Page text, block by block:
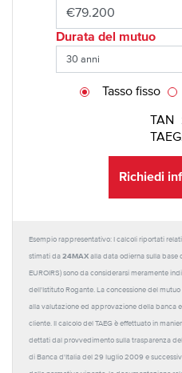
Durata del mutuo
TAN
TAEG
Tasso fisso
Richiedi
Esempio rappresentativo: I calcoli riportati
stimati da 24MAX alla data odierna sulla base
EUROIRS) sono da considerarsi meramente
dell'Istituto Rogante. La concessione del
alla valutazione ed approvazione della banca
cliente. Il calcolo del TAEG è effettuato in
dettati dal provvedimento sulla trasparenza
di Banca d'Italia del 29 luglio 2009 e